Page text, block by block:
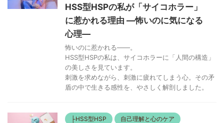
HSS型HSPの私が「サイコホラー」
に惹かれる理由 ―怖いのに気になる
心理―
怖いのに惹かれる——。
HSS型HSPの私は、サイコホラーに「人間の構造」
の美しさを見ています。
刺激を求めながら、刺激に疲れてしまう心。その矛
盾の中で生きる感性を、やさしく解剖しました。
├HSS型HSP 自己理解と心のケア